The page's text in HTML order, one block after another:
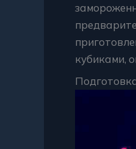
кубиками,